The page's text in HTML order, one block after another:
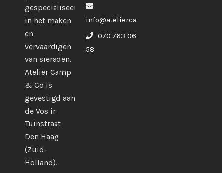
gespecialiseerd
in het maken
en
vervaardigen
van sieraden.
Atelier Camp
& Co is
gevestigd aan
de Vos in
Tuinstraat
Den Haag
(Zuid-
Holland).
info@ateliercampco.com
070 763 06
58